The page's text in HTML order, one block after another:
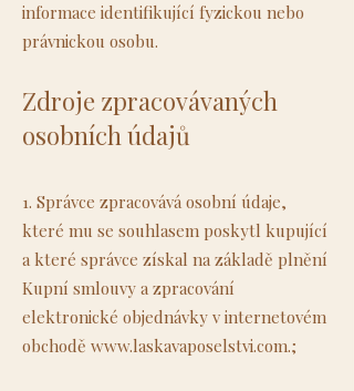
informace identifikující fyzickou nebo
právnickou osobu.
Zdroje zpracovávaných
osobních údajů
1. Správce zpracovává osobní údaje,
které mu se souhlasem poskytl kupující
a které správce získal na základě plnění
Kupní smlouvy a zpracování
elektronické objednávky v internetovém
obchodě www.laskavaposelstvi.com.;